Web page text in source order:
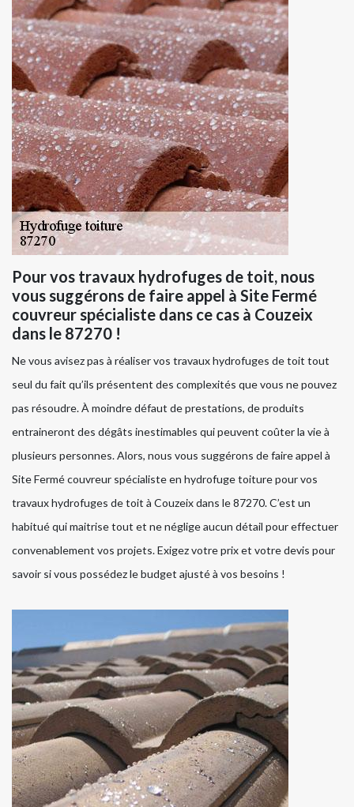
Pour vos travaux hydrofuges de toit, nous
vous suggérons de faire appel à Site Fermé
couvreur spécialiste dans ce cas à Couzeix
dans le 87270 !
Ne vous avisez pas à réaliser vos travaux hydrofuges de toit tout
seul du fait qu’ils présentent des complexités que vous ne pouvez
pas résoudre. À moindre défaut de prestations, de produits
entraineront des dégâts inestimables qui peuvent coûter la vie à
plusieurs personnes. Alors, nous vous suggérons de faire appel à
Site Fermé couvreur spécialiste en hydrofuge toiture pour vos
travaux hydrofuges de toit à Couzeix dans le 87270. C’est un
habitué qui maitrise tout et ne néglige aucun détail pour effectuer
convenablement vos projets. Exigez votre prix et votre devis pour
savoir si vous possédez le budget ajusté à vos besoins !